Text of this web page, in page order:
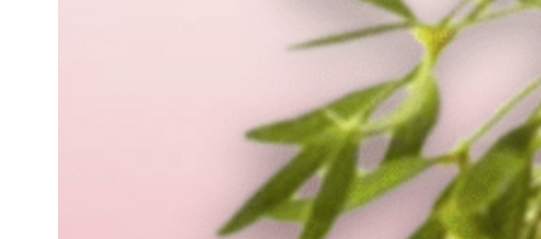
Ramos naturales
Ramos divertidos